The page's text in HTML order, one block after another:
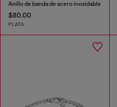
Anillo de banda de acero inoxidable
$80.00
PLATA